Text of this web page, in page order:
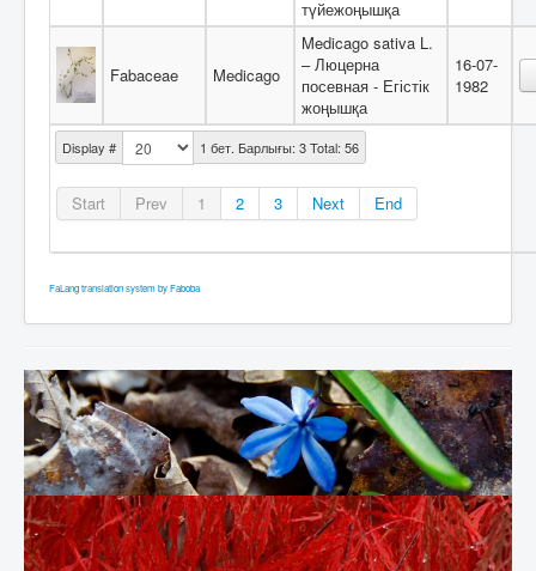
Display # 1 бет. Барлығы: 3 Total: 56
Start Prev 1 2 3 Next End
түйежоңышқа
Fabaceae Medicago
Medicago sativa L.
– Люцерна
посевная - Егістік
жоңышқа
16-07-
1982
FaLang translation system by Faboba